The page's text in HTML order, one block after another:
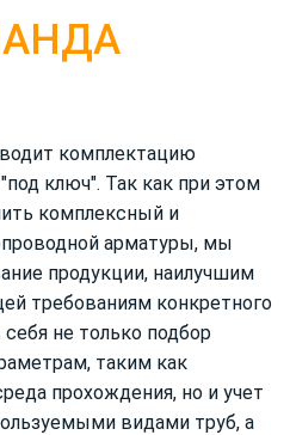
комплектацию
ключ". Так как при этом
комплексный и
арматуры, мы
продукции, наилучшим
требованиям конкретного
не только подбор
таким как
прохождения, но и учет
видами труб, а